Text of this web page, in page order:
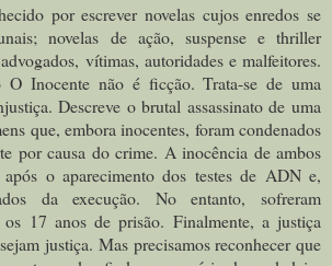
por escrever novelas cujos enredos se
novelas de ação, suspense e thriller
vítimas, autoridades e malfeitores.
Inocente não é ficção. Trata-se de uma
Descreve o brutal assassinato de uma
que, embora inocentes, foram condenados
por causa do crime. A inocência de ambos
o aparecimento dos testes de ADN e,
da execução. No entanto, sofreram
os 17 anos de prisão. Finalmente, a justiça
justiça. Mas precisamos reconhecer que